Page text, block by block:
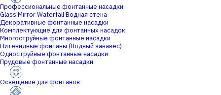
Профессиональные фонтанные насадки
Glass Mirror Waterfall Водная стена
Декоративные фонтанные насадки
Комплектующие для фонтанных насадок
Многоструйные фонтанные насадки
Нитевидные фонтаны (Водный занавес)
Одноструйные фонтанные насадки
Прудовые фонтанные насадки
Освещение для фонтанов